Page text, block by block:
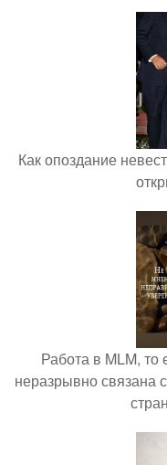
Как опоздание
Работа в MLM, то
неразрывно связана